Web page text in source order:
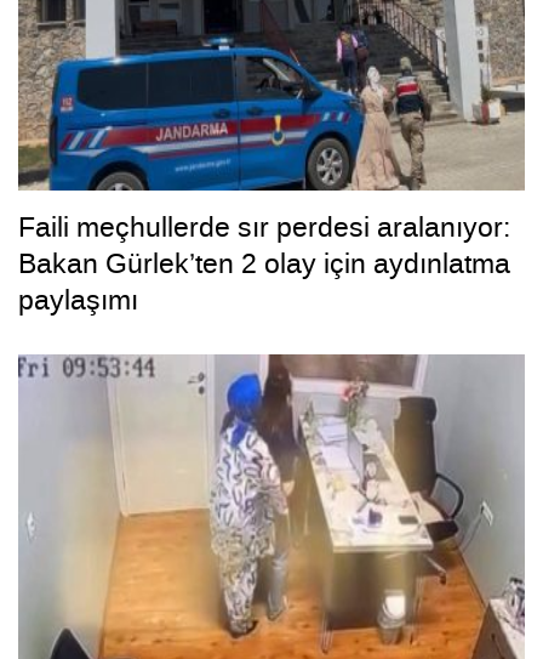
Faili meçhullerde sır perdesi aralanıyor:
Bakan Gürlek’ten 2 olay için aydınlatma
paylaşımı